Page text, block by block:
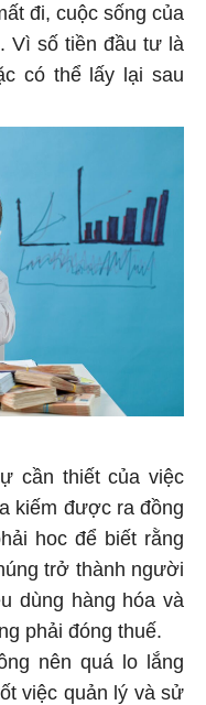
đi, cuộc sống của
Vì số tiền đầu tư là
có thể lấy lại sau
cần thiết của việc
kiếm được ra đồng
hoc để biết rằng
trở thành người
dùng hàng hóa và
phải đóng thuế.
nên quá lo lắng
việc quản lý và sử